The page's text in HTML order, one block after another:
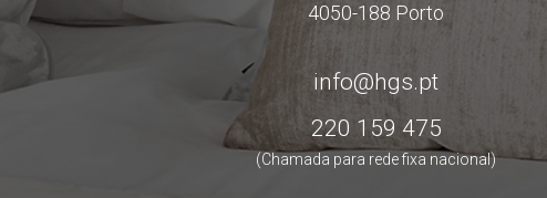
4050-188 Porto
info@hgs.pt
220 159 475
(Chamada para rede fixa nacional)